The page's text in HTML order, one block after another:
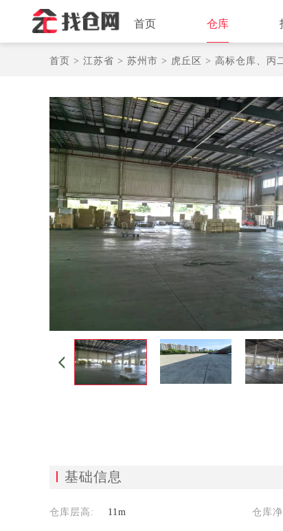
首页 仓库
首页 > 江苏省 > 苏州市 > 虎丘区 > 高标仓库、丙
基础信息
仓库层高: 11m 仓库